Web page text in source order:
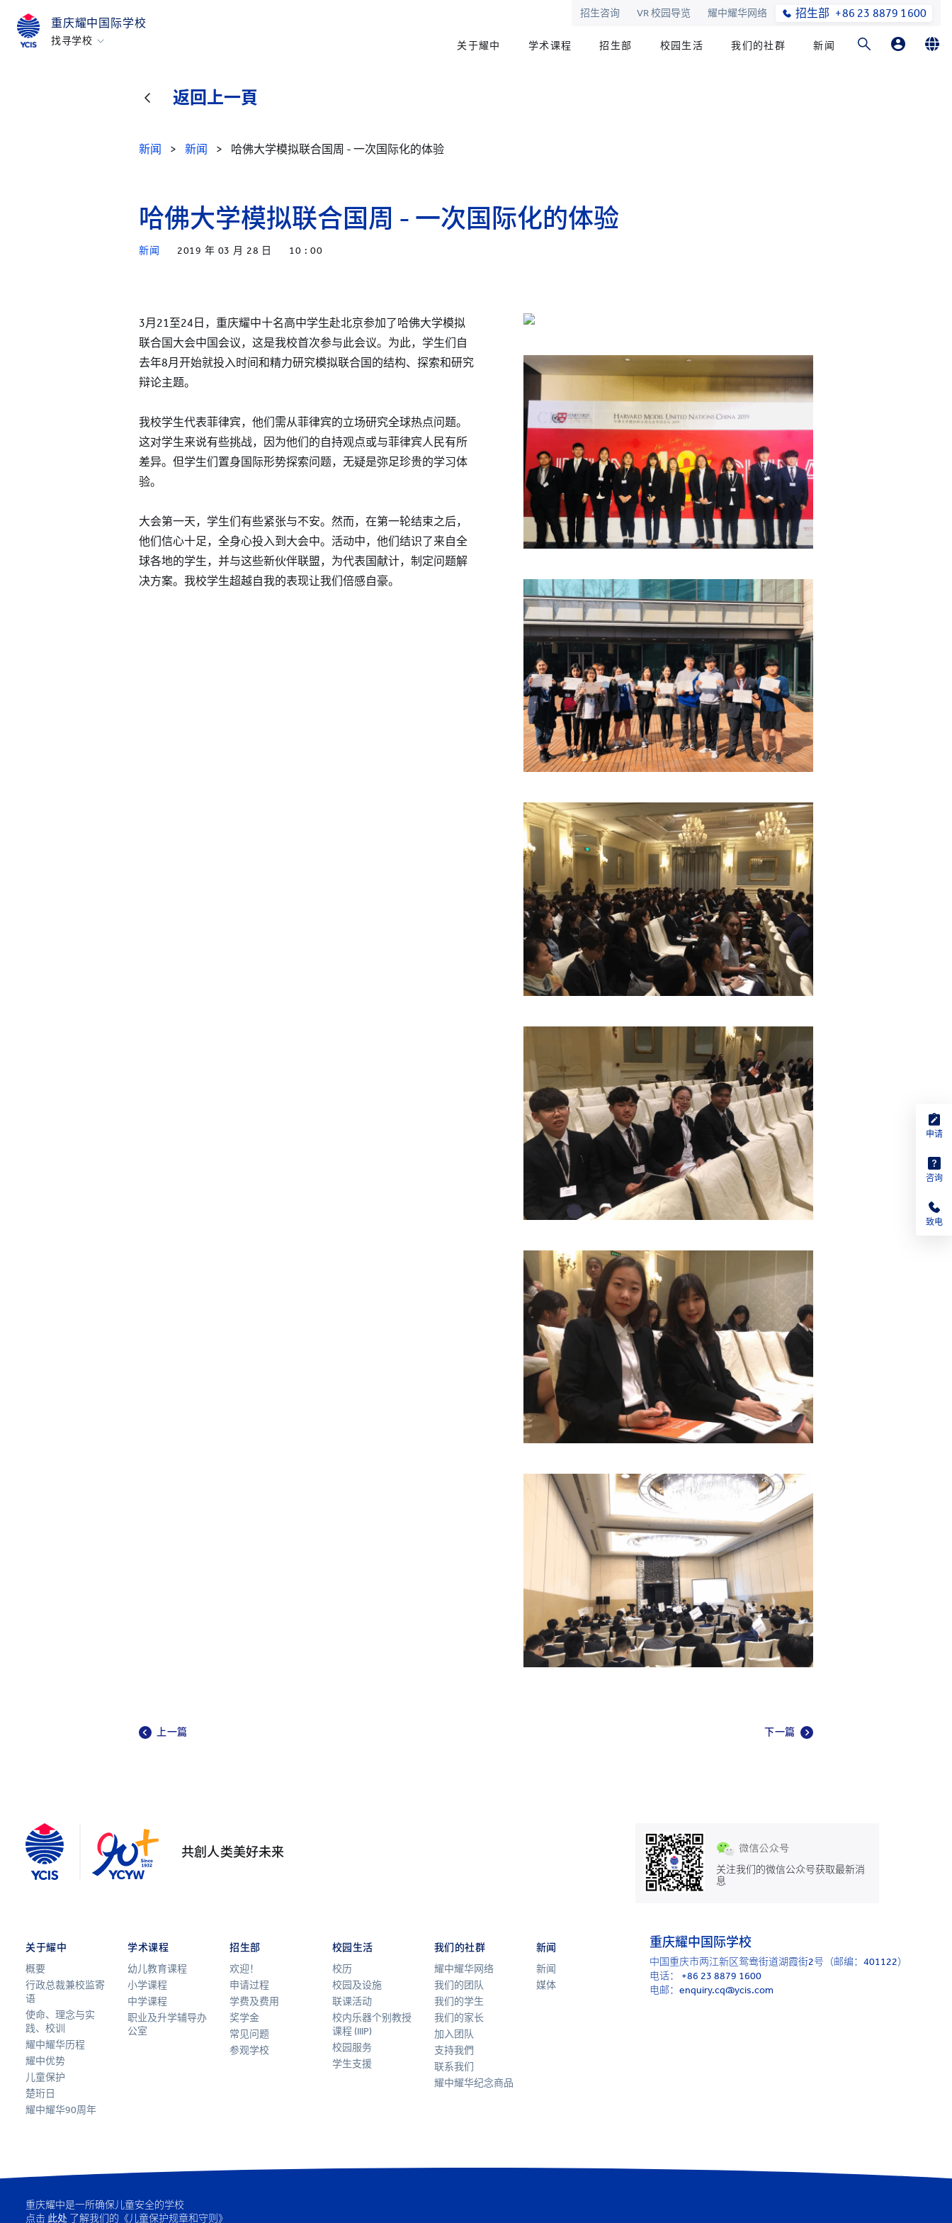
重庆耀中国际学校
找寻学校
招生咨询 VR 校园导览 耀中耀华网络 招生部 +86 23 8879 1600
关于耀中 学术课程 招生部 校园生活 我们的社群 新闻
返回上一頁
新闻 > 新闻 > 哈佛大学模拟联合国周 - 一次国际化的体验
哈佛大学模拟联合国周 - 一次国际化的体验
新闻 2019 年 03 月 28 日 10 : 00
3月21至24日，重庆耀中十名高中学生赴北京参加了哈佛大学模拟
联合国大会中国会议，这是我校首次参与此会议。为此，学生们自
去年8月开始就投入时间和精力研究模拟联合国的结构、探索和研究
辩论主题。
我校学生代表菲律宾，他们需从菲律宾的立场研究全球热点问题。
这对学生来说有些挑战，因为他们的自持观点或与菲律宾人民有所
差异。但学生们置身国际形势探索问题，无疑是弥足珍贵的学习体
验。
大会第一天，学生们有些紧张与不安。然而，在第一轮结束之后，
他们信心十足，全身心投入到大会中。活动中，他们结识了来自全
球各地的学生，并与这些新伙伴联盟，为代表国献计，制定问题解
决方案。我校学生超越自我的表现让我们倍感自豪。
上一篇 下一篇
共創人类美好未来
关于耀中
概要
行政总裁兼校监寄
语
使命、理念与实
践、校训
耀中耀华历程
耀中优势
儿童保护
楚珩日
耀中耀华90周年
学术课程
幼儿教育课程
小学课程
中学课程
职业及升学辅导办
公室
招生部
欢迎！
申请过程
学费及费用
奖学金
常见问题
参观学校
校园生活
校历
校园及设施
联课活动
校内乐器个别教授
课程 (IIIP)
校园服务
学生支援
我们的社群
耀中耀华网络
我们的团队
我们的学生
我们的家长
加入团队
支持我們
联系我们
耀中耀华纪念商品
新闻
新闻
媒体
关注我们的微信公众号获取最新消
息
重庆耀中国际学校
中国重庆市两江新区鸳鸯街道湖霞街2号（邮编：401122）
电话： +86 23 8879 1600
电邮：enquiry.cq@ycis.com
重庆耀中是一所确保儿童安全的学校
点击 此处 了解我们的《儿童保护规章和守则》
申请
咨询
致电